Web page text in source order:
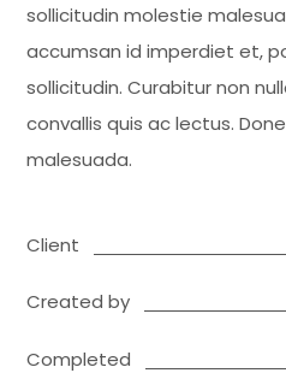
sollicitudin molestie
accumsan id imperdiet et,
sollicitudin. Curabitur non
convallis quis ac lectus.
malesuada.
Client
Created by
Completed